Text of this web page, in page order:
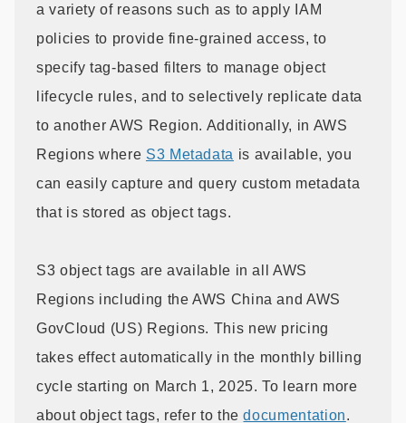
a variety of reasons such as to apply IAM
policies to provide fine-grained access, to
specify tag-based filters to manage object
lifecycle rules, and to selectively replicate data
to another AWS Region. Additionally, in AWS
Regions where S3 Metadata is available, you
can easily capture and query custom metadata
that is stored as object tags.
S3 object tags are available in all AWS
Regions including the AWS China and AWS
GovCloud (US) Regions. This new pricing
takes effect automatically in the monthly billing
cycle starting on March 1, 2025. To learn more
about object tags, refer to thedocumentation.